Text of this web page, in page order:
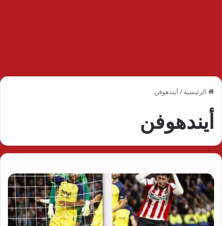
الرئيسية / أيندهوفن
أيندهوفن